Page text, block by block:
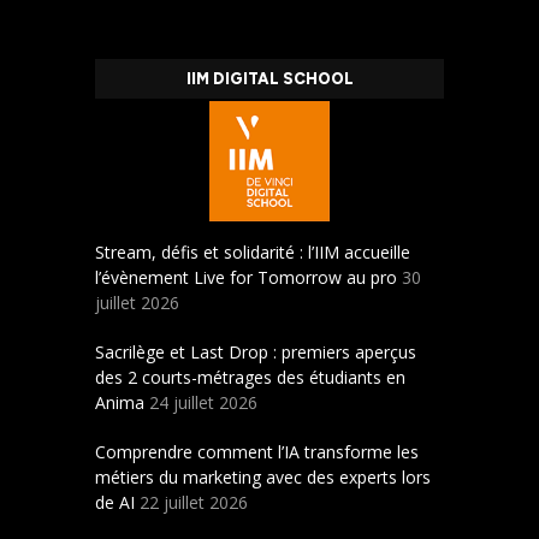
IIM DIGITAL SCHOOL
Stream, défis et solidarité : l’IIM accueille
l’évènement Live for Tomorrow au pro 30
juillet 2026
Sacrilège et Last Drop : premiers aperçus
des 2 courts-métrages des étudiants en
Anima 24 juillet 2026
Comprendre comment l’IA transforme les
métiers du marketing avec des experts lors
de AI 22 juillet 2026